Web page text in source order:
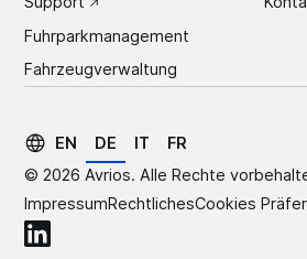
Fuhrparkmanagement
Fahrzeugverwaltung
EN DE IT
FR
© 2026 Avrios. Alle Rechte
ImpressumRechtlichesCookies